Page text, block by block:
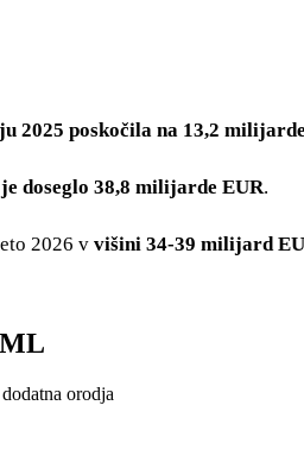
2025 poskočila na 13,2
doseglo 38,8 milijarde EUR.
2026 v višini 34-39 milijard
orodja